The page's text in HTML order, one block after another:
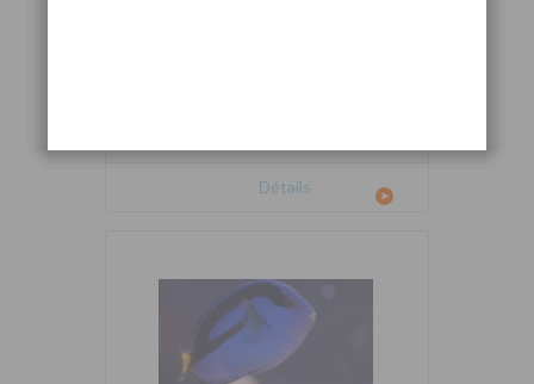
Détails